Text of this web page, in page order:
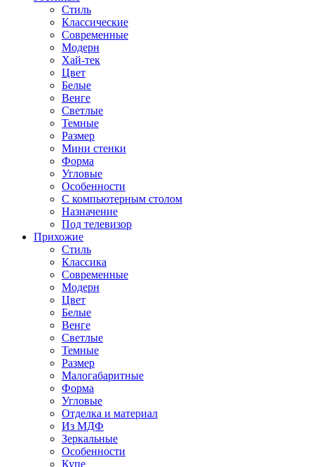
Стиль
Классические
Современные
Модерн
Хай-тек
Цвет
Белые
Венге
Светлые
Темные
Размер
Мини стенки
Форма
Угловые
Особенности
С компьютерным столом
Назначение
Под телевизор
Прихожие
Стиль
Классика
Современные
Модерн
Цвет
Белые
Венге
Светлые
Темные
Размер
Малогабаритные
Форма
Угловые
Отделка и материал
Из МДФ
Зеркальные
Особенности
Купе